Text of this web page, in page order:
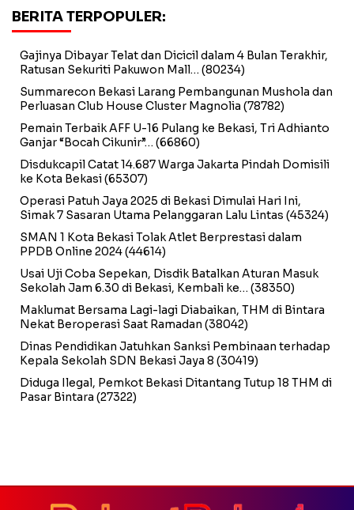
BERITA TERPOPULER:
Gajinya Dibayar Telat dan Dicicil dalam 4 Bulan Terakhir,
Ratusan Sekuriti Pakuwon Mall… (80234)
Summarecon Bekasi Larang Pembangunan Mushola dan
Perluasan Club House Cluster Magnolia (78782)
Pemain Terbaik AFF U-16 Pulang ke Bekasi, Tri Adhianto
Ganjar “Bocah Cikunir”… (66860)
Disdukcapil Catat 14.687 Warga Jakarta Pindah Domisili
ke Kota Bekasi(65307)
Operasi Patuh Jaya 2025 di Bekasi Dimulai Hari Ini,
Simak 7 Sasaran Utama Pelanggaran Lalu Lintas (45324)
SMAN 1 Kota Bekasi Tolak Atlet Berprestasi dalam
PPDB Online 2024(44614)
Usai Uji Coba Sepekan, Disdik Batalkan Aturan Masuk
Sekolah Jam 6.30 di Bekasi, Kembali ke… (38350)
Maklumat Bersama Lagi-lagi Diabaikan, THM di Bintara
Nekat Beroperasi Saat Ramadan (38042)
Dinas Pendidikan Jatuhkan Sanksi Pembinaan terhadap
Kepala Sekolah SDN Bekasi Jaya 8 (30419)
Diduga Ilegal, Pemkot Bekasi Ditantang Tutup 18 THM di
Pasar Bintara (27322)